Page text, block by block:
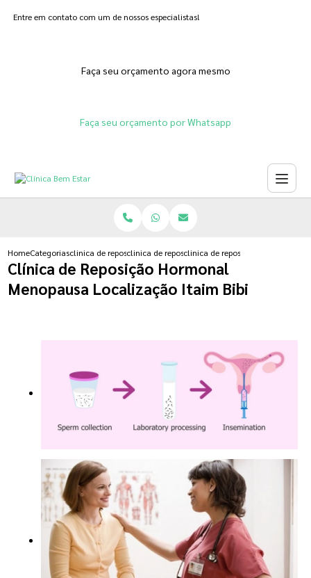
Entre em contato com um de nossos especialistas!
Faça seu orçamento agora mesmo
Faça seu orçamento por Whatsapp
HomeCategoriasclinica de reposicao hormonalclinica de reposicao hormonal feminina
clinica de reposicao hormonal
Clínica de Reposição Hormonal
Menopausa Localização Itaim Bibi